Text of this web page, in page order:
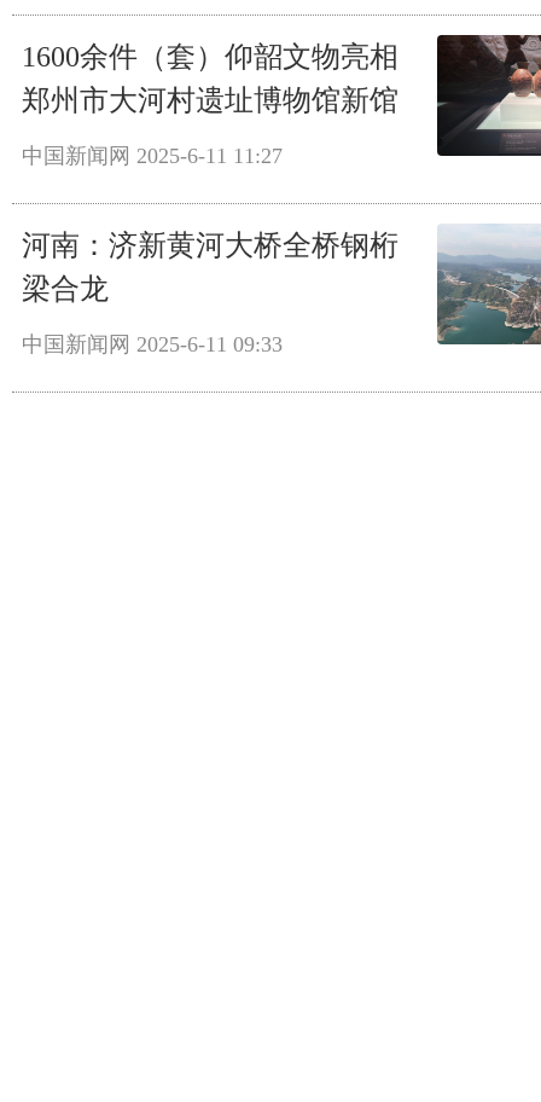
1600余件（套）仰韶文物亮相
郑州市大河村遗址博物馆新馆
中国新闻网 2025-6-11 11:27
河南：济新黄河大桥全桥钢桁
梁合龙
中国新闻网 2025-6-11 09:33